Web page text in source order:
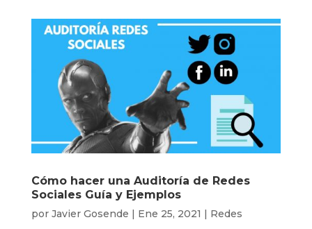
Cómo hacer una Auditoría de Redes
Sociales Guía y Ejemplos
por Javier Gosende | Ene 25, 2021 | Redes